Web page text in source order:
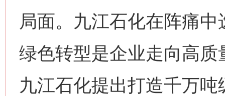
局面。九江石化在阵痛
绿色转型是企业走向高
九江石化提出打造千万